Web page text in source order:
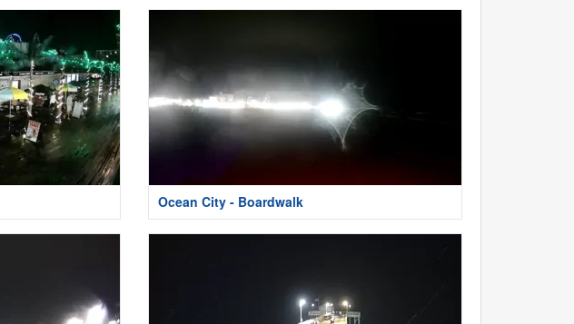
Ocean City - Boardwalk